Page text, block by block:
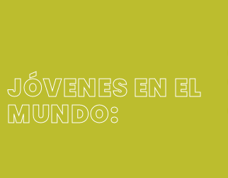
JÓVENES EN EL
MUNDO: